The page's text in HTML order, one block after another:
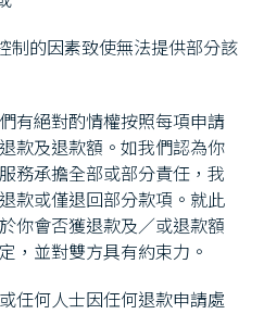
制的因素致使無法提供部分該
有絕對酌情權按照每項申請
款及退款額。如我們認為你
務承擔全部或部分責任，我
款或僅退回部分款項。就此
你會否獲退款及／或退款額
，並對雙方具有約束力。
任何人士因任何退款申請處